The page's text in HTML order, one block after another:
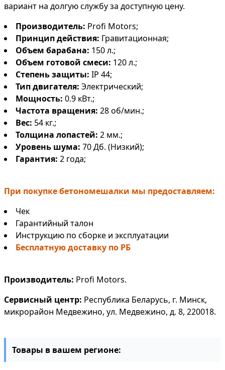
вариант на долгую службу за доступную цену.
Производитель: Profi Motors;
Принцип действия: Гравитационная;
Объем барабана: 150 л.;
Объем готовой смеси: 120 л.;
Степень защиты: IP 44;
Тип двигателя: Электрический;
Мощность: 0.9 кВт.;
Частота вращения: 28 об/мин.;
Вес: 54 кг.;
Толщина лопастей: 2 мм.;
Уровень шума: 70 Дб. (Низкий);
Гарантия: 2 года;
При покупке бетономешалки мы предоставляем:
Чек
Гарантийный талон
Инструкцию по сборке и эксплуатации
Бесплатную доставку по РБ
Производитель: Profi Motors.
Сервисный центр: Республика Беларусь, г. Минск,
микрорайон Медвежино, ул. Медвежино, д. 8, 220018.
Товары в вашем регионе: